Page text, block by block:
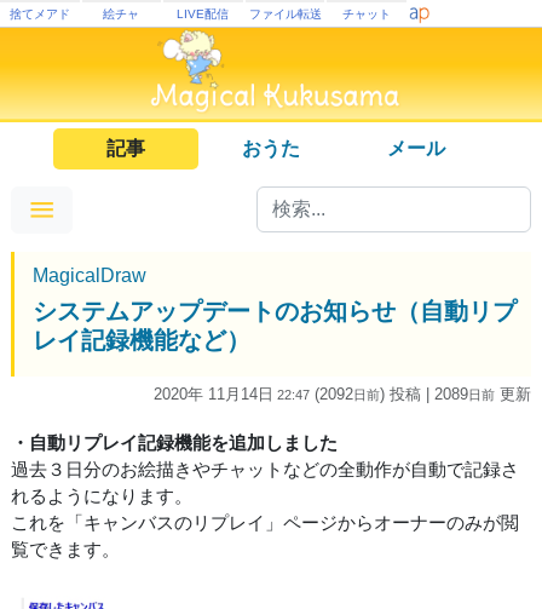
捨てメアド 絵チャ LIVE配信 ファイル転送 チャット
記事 おうた メール
MagicalDraw
システムアップデートのお知らせ（自動リプ
レイ記録機能など）
2020年 11月14日 22:47 (2092日前) 投稿 | 2089日前 更新
・自動リプレイ記録機能を追加しました
過去３日分のお絵描きやチャットなどの全動作が自動で記録さ
れるようになります。
これを「キャンバスのリプレイ」ページからオーナーのみが閲
覧できます。